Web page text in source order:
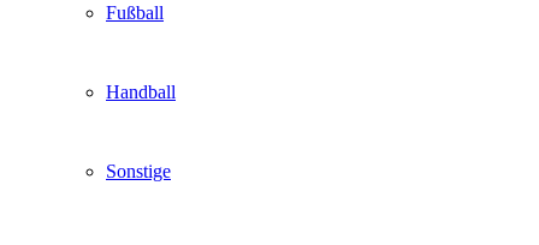
Fußball
Handball
Sonstige